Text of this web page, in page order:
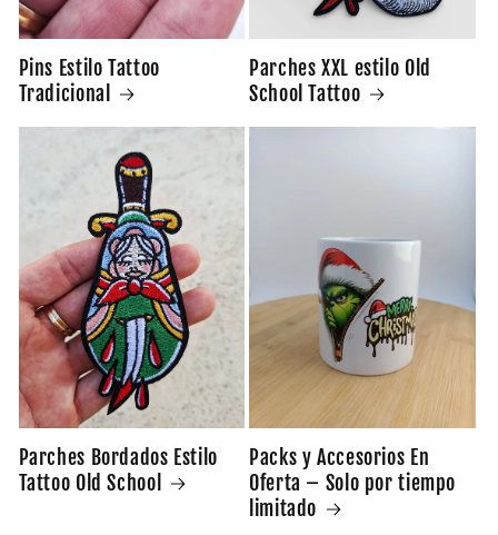
Pins Estilo Tattoo
Tradicional
Parches XXL estilo Old
School Tattoo
Parches Bordados Estilo
Tattoo Old School
Packs y Accesorios En
Oferta – Solo por tiempo
limitado